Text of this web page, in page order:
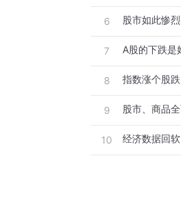
6 股市如此惨
7 A股的下跌是
8 指数涨个股
9 股市、商品
10 经济数据回